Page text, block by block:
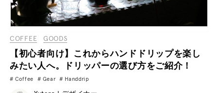
COFFEE GOODS
【初心者向け】これからハンドドリップを楽し
みたい人へ。ドリッパーの選び方をご紹介！
Coffee Gear Handdrip